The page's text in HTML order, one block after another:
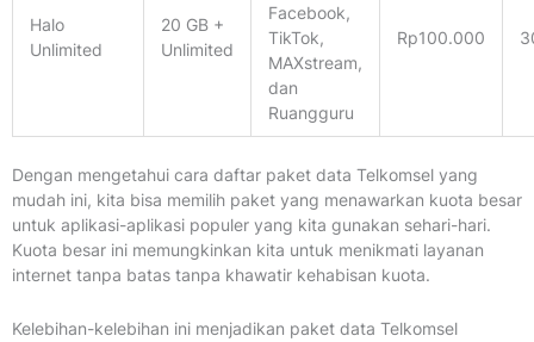
Halo
Unlimited
20 GB +
Unlimited
Facebook,
TikTok,
MAXstream,
dan
Ruangguru
Rp100.000
Dengan mengetahui cara daftar paket data Telkomsel yang
mudah ini, kita bisa memilih paket yang menawarkan kuota besar
untuk aplikasi-aplikasi populer yang kita gunakan sehari-hari.
Kuota besar ini memungkinkan kita untuk menikmati layanan
internet tanpa batas tanpa khawatir kehabisan kuota.
Kelebihan-kelebihan ini menjadikan paket data Telkomsel